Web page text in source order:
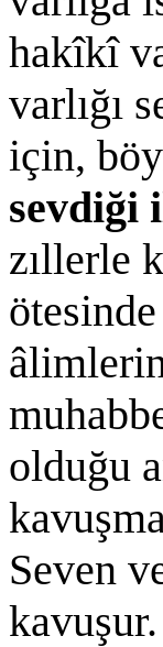
hakîkî
varlığı
için,
sevdiği
zıllerle
olduğu
Seven